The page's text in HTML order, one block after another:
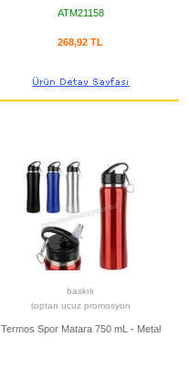
ATM21158
268,92 TL
baskılı
toptan ucuz promosyon
Termos Spor Matara 750 mL - Metal